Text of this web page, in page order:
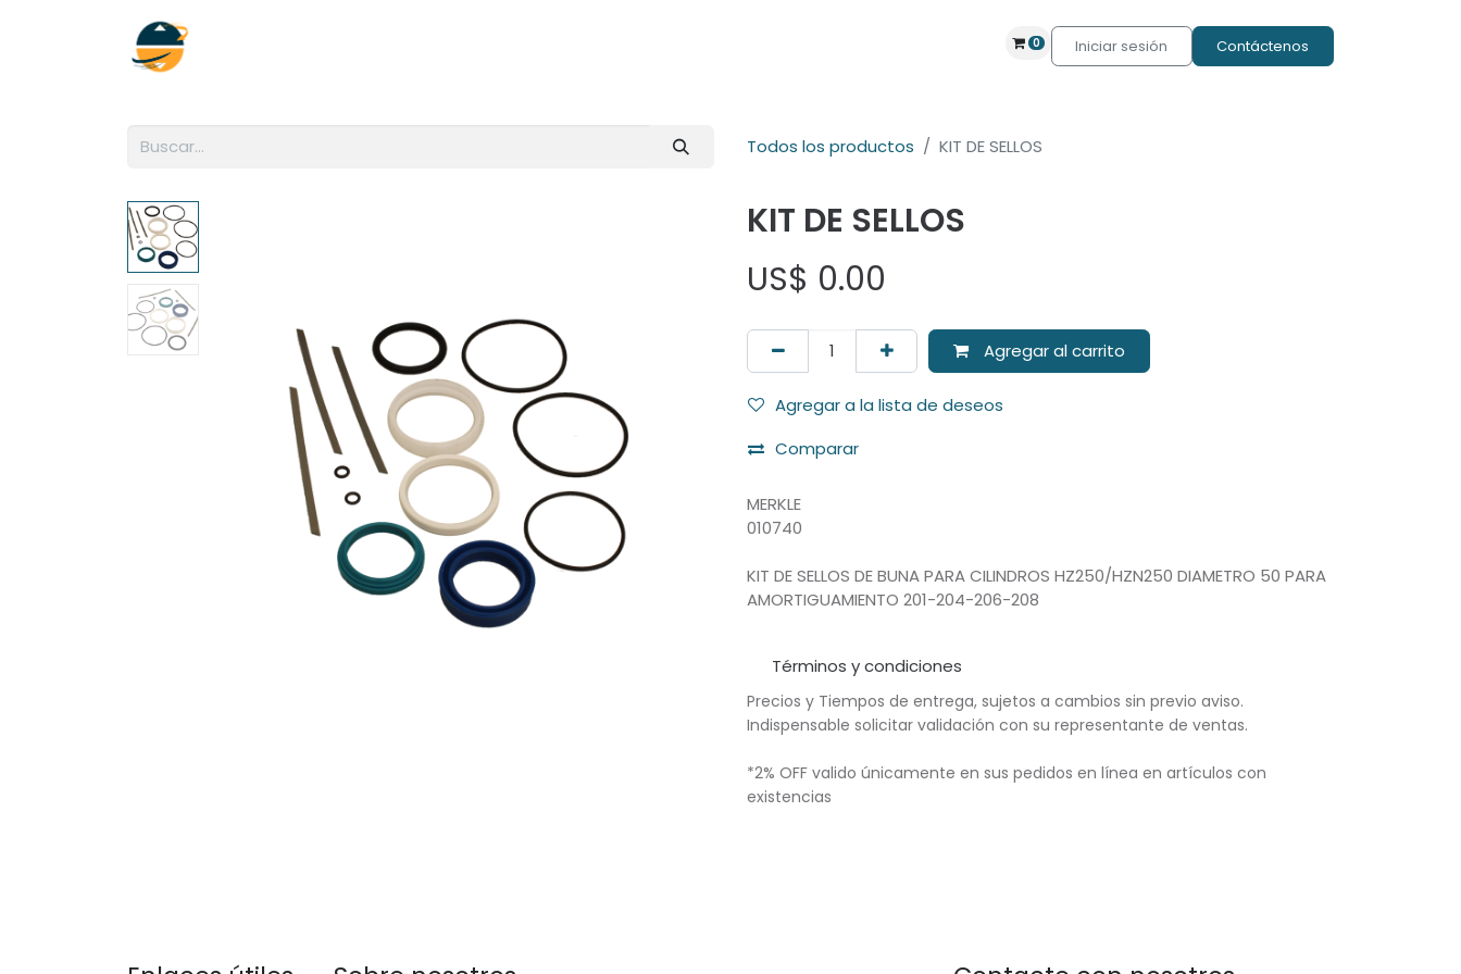
0 Iniciar sesión Contáctenos
Todos los productos KIT DE SELLOS
KIT DE SELLOS
US$ 0.00
Agregar al carrito
Agregar a la lista de deseos
Comparar
MERKLE
010740
KIT DE SELLOS DE BUNA PARA CILINDROS HZ250/HZN250 DIAMETRO 50 PARA
AMORTIGUAMIENTO 201-204-206-208
Términos y condiciones
Precios y Tiempos de entrega, sujetos a cambios sin previo aviso.
Indispensable solicitar validación con su representante de ventas.
*2% OFF valido únicamente en sus pedidos en línea en artículos con
existencias